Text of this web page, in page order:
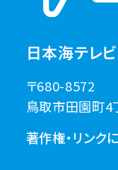
日本海テレ
〒680-8572
鳥取市田園町4
著作権・リンク